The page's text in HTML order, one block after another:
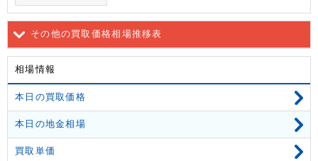
その他の買取価格相場推移表
相場情報
本日の買取価格
本日の地金相場
買取単価